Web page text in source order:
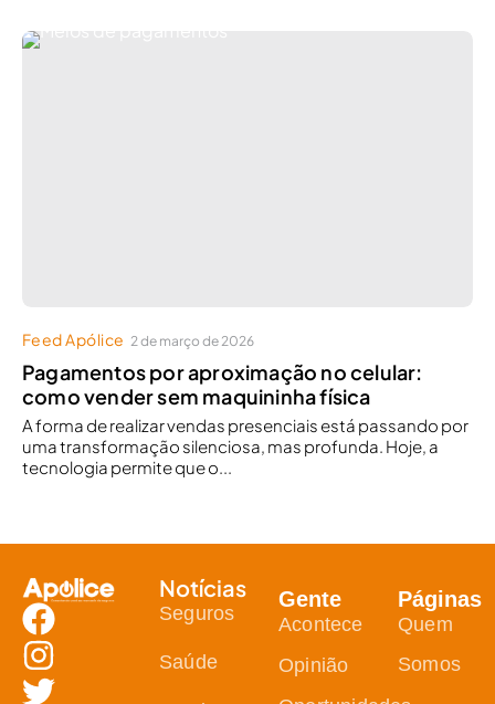
Feed Apólice 2 de março de 2026
Pagamentos por aproximação no celular:
como vender sem maquininha física
A forma de realizar vendas presenciais está passando por
uma transformação silenciosa, mas profunda. Hoje, a
tecnologia permite que o...
Notícias
Seguros
Saúde
Gente
Acontece
Opinião
Páginas
Quem
Somos